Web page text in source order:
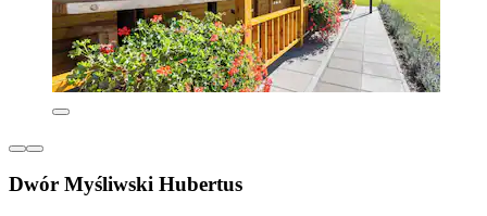
Dwór Myśliwski Hubertus